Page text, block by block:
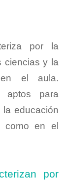
por la
ciencias y la
el aula.
aptos para
la educación
en el
por